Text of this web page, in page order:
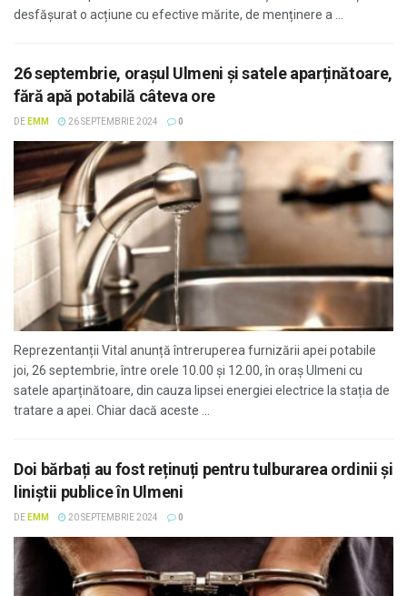
desfășurat o acțiune cu efective mărite, de menținere a ...
26 septembrie, orașul Ulmeni și satele aparținătoare,
fără apă potabilă câteva ore
DE EMM 26 SEPTEMBRIE 2024 0
Reprezentanții Vital anunță întreruperea furnizării apei potabile
joi, 26 septembrie, între orele 10.00 și 12.00, în oraș Ulmeni cu
satele aparținătoare, din cauza lipsei energiei electrice la stația de
tratare a apei. Chiar dacă aceste ...
Doi bărbați au fost reținuți pentru tulburarea ordinii și
liniștii publice în Ulmeni
DE EMM 20 SEPTEMBRIE 2024 0